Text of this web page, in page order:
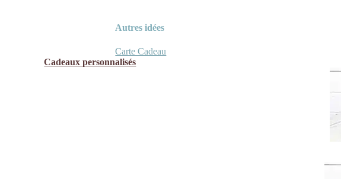
Autres idées
Carte Cadeau
Cadeaux personnalisés